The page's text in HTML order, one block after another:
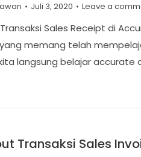
Juli 3, 2020 Leave a
Sales Receipt di
memang telah
langsung belajar accurate
Transaksi Sales